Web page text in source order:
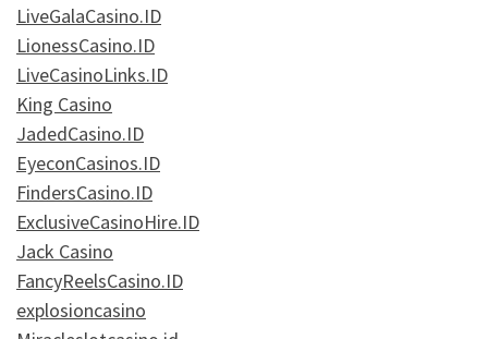
LiveGalaCasino.ID
LionessCasino.ID
LiveCasinoLinks.ID
King Casino
JadedCasino.ID
EyeconCasinos.ID
FindersCasino.ID
ExclusiveCasinoHire.ID
Jack Casino
FancyReelsCasino.ID
explosioncasino